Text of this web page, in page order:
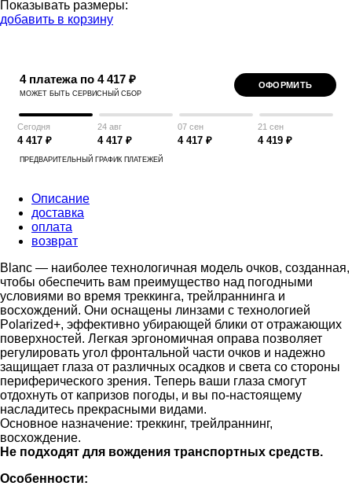
Показывать размеры:
добавить в корзину
4 платежа по 4 417 ₽
МОЖЕТ БЫТЬ СЕРВИСНЫЙ СБОР
ОФОРМИТЬ
Сегодня
4 417 ₽
24 авг
4 417 ₽
07 сен
4 417 ₽
21 сен
4 419 ₽
ПРЕДВАРИТЕЛЬНЫЙ ГРАФИК ПЛАТЕЖЕЙ
Описание
доставка
оплата
возврат
Blanc — наиболее технологичная модель очков, созданная,
чтобы обеспечить вам преимущество над погодными
условиями во время треккинга, трейлраннинга и
восхождений. Они оснащены линзами с технологией
Polarized+, эффективно убирающей блики от отражающих
поверхностей. Легкая эргономичная оправа позволяет
регулировать угол фронтальной части очков и надежно
защищает глаза от различных осадков и света со стороны
периферического зрения. Теперь ваши глаза смогут
отдохнуть от капризов погоды, и вы по-настоящему
насладитесь прекрасными видами.
Основное назначение: треккинг, трейлраннинг,
восхождение.
Не подходят для вождения транспортных средств.
Особенности: